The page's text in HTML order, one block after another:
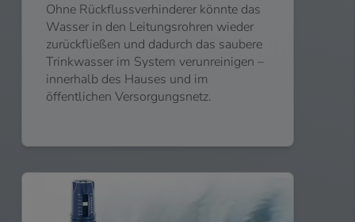
Ohne Rückflussverhinderer könnte das
Wasser in den Leitungsrohren wieder
zurückfließen und dadurch das saubere
Trinkwasser im System verunreinigen –
innerhalb des Hauses und im
öffentlichen Versorgungsnetz.